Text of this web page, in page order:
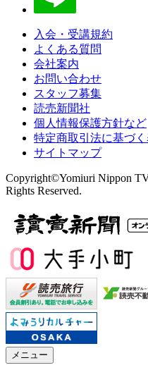
入会・受講規約
よくある質問
会社案内
お問い合わせ
スタッフ募集
読売新聞社
個人情報保護方針など
特定商取引法に基づ
サイトマップ
Copyright©Yomiuri Nippon
Rights Reserved.
メニュー